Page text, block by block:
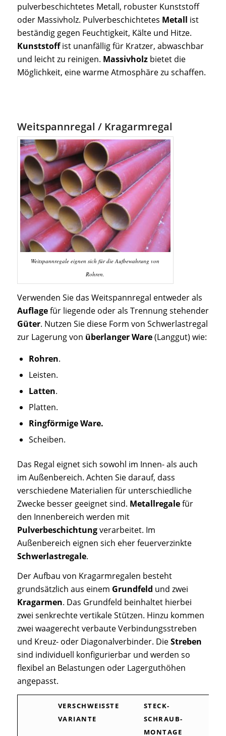
pulverbeschichtetes Metall, robuster Kunststoff
oder Massivholz. Pulverbeschichtetes Metall ist
beständig gegen Feuchtigkeit, Kälte und Hitze.
Kunststoffist unanfällig für Kratzer, abwaschbar
und leicht zu reinigen. Massivholzbietet die
Möglichkeit, eine warme Atmosphäre zu schaffen.
Weitspannregal / Kragarmregal
Weitspannregale eignen sich für die Aufbewahrung von
Rohren.
Verwenden Sie das Weitspannregal entweder als
Auflagefür liegende oder als Trennung stehender
Güter. Nutzen Sie diese Form von Schwerlastregal
zur Lagerung von überlanger Ware(Langgut) wie:
Rohren.
Leisten.
Latten.
Platten.
Ringförmige Ware.
Scheiben.
Das Regal eignet sich sowohl im Innen- als auch
im Außenbereich. Achten Sie darauf, dass
verschiedene Materialien für unterschiedliche
Zwecke besser geeignet sind. Metallregalefür
den Innenbereich werden mit
Pulverbeschichtungverarbeitet. Im
Außenbereich eignen sich eher feuerverzinkte
Schwerlastregale.
Der Aufbau von Kragarmregalen besteht
grundsätzlich aus einem Grundfeld und zwei
Kragarmen. Das Grundfeld beinhaltet hierbei
zwei senkrechte vertikale Stützen. Hinzu kommen
zwei waagerecht verbaute Verbindungsstreben
und Kreuz- oder Diagonalverbinder. DieStreben
sind individuell konfigurierbar und werden so
flexibel an Belastungen oder Lagerguthöhen
angepasst.
VERSCHWEISSTE V
ARIANTE
STECK-
SCHRAUB-
MONTAGE